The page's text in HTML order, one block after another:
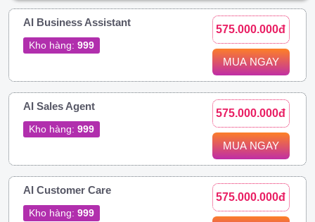
AI Business Assistant
Kho hàng: 999
575.000.000đ
MUA NGAY
AI Sales Agent
Kho hàng: 999
575.000.000đ
MUA NGAY
AI Customer Care
Kho hàng: 999
575.000.000đ